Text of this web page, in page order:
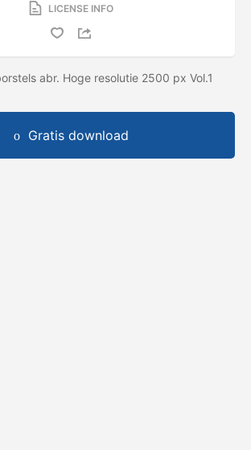
LICENSE INFO
abr. Hoge resolutie 2500 px Vol.1
Gratis download